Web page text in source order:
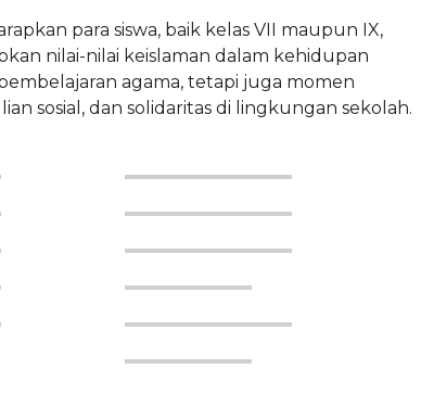
para siswa, baik kelas VII maupun IX,
nilai-nilai keislaman dalam kehidupan
agama, tetapi juga momen
sosial, dan solidaritas di lingkungan sekolah.